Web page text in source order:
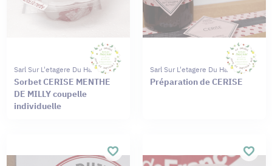
Sarl Sur L'etagere Du Haut
Sorbet CERISE MENTHE
DE MILLY coupelle
individuelle
Sarl Sur L'etagere Du Haut
Préparation de CERISE